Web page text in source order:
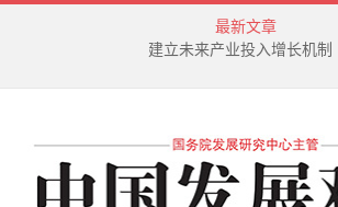
最新文章
建立未来产业投入增长机制